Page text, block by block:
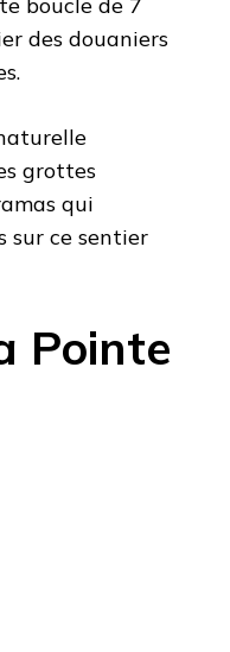
des douaniers
grottes
qui
sur ce sentier
Pointe